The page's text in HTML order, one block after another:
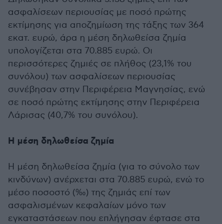
ασφαλίσεων περιουσίας με ποσό πρώτης
εκτίμησης για αποζημίωση της τάξης των 364
εκατ. ευρώ, άρα η μέση δηλωθείσα ζημία
υπολογίζεται στα 70.885 ευρώ. Οι
περισσότερες ζημιές σε πλήθος (23,1% του
συνόλου) των ασφαλίσεων περιουσίας
συνέβησαν στην Περιφέρεια Μαγνησίας, ενώ
σε ποσό πρώτης εκτίμησης στην Περιφέρεια
Λάρισας (40,7% του συνόλου).
Η μέση δηλωθείσα ζημία
Η μέση δηλωθείσα ζημία (για το σύνολο των
κινδύνων) ανέρχεται στα 70.885 ευρώ, ενώ το
μέσο ποσοστό (‰) της ζημιάς επί των
ασφαλισμένων κεφαλαίων μόνο των
εγκαταστάσεων που επλήγησαν έφτασε στα